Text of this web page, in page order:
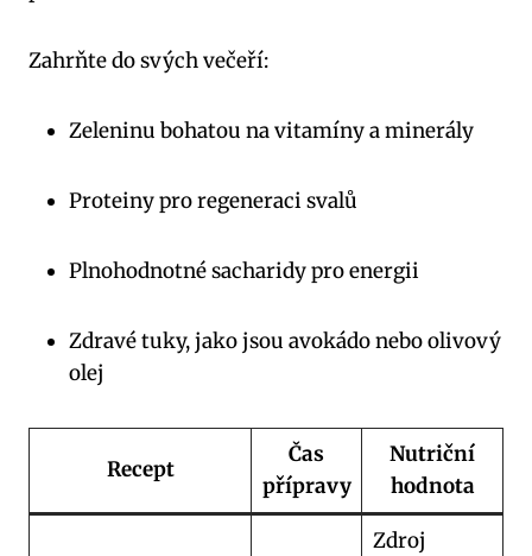
Zahrňte do svých večeří:
Zeleninu bohatou na vitamíny a minerály
Proteiny pro regeneraci svalů
Plnohodnotné sacharidy pro energii
Zdravé tuky, jako jsou avokádo nebo olivový
olej
Recept
Čas
přípravy
Nutriční
hodnota
Zdroj